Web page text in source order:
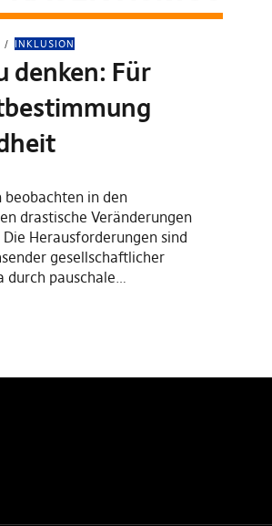
INKLUSION
denken: Für
in den
drastische Veränderungen
Herausforderungen sind
gesellschaftlicher
durch pauschale…